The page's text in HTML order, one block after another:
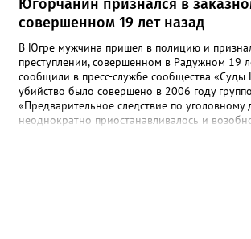
Югорчанин признался в
совершенном 19 лет назад
В Югре мужчина пришел в полицию и
преступлении, совершенном в Радужном 19
сообщили в пресс-службе сообщества «Суды
убийство было совершено в 2006 году
«Предварительное следствие по уголовному
неоднократно приостанавливалось и